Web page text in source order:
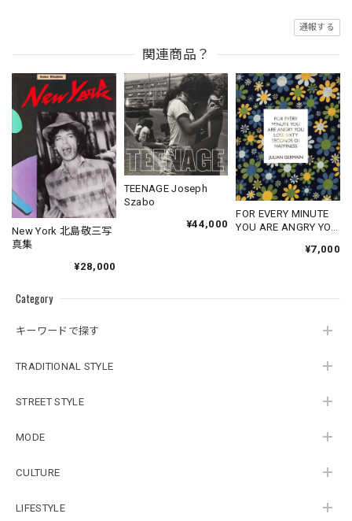
Category
キーワードで探す
TRADITIONAL STYLE
STREET STYLE
MODE
CULTURE
LIFESTYLE
通報する
関連商品？
New York 北島敬三写
真集
¥28,000
TEENAGE Joseph
Szabo
¥44,000
FOR EVERY MINUTE
YOU ARE ANGRY YOU
¥7,000